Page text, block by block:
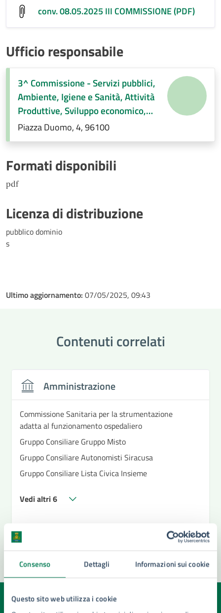
Consenso Dettagli Informazioni sui cookie
Questo sito web utilizza i cookie
conv. 08.05.2025 III COMMISSIONE (PDF)
Ufficio responsabile
3^ Commissione - Servizi pubblici,
Ambiente, Igiene e Sanità, Attività
Produttive, Sviluppo economico,
Regolamenti di competenza.
Piazza Duomo, 4, 96100
Formati disponibili
pdf
Licenza di distribuzione
pubblico dominio
s
Ultimo aggiornamento: 07/05/2025, 09:43
Contenuti correlati
Amministrazione
Commissione Sanitaria per la strumentazione
adatta al funzionamento ospedaliero
Gruppo Consiliare Gruppo Misto
Gruppo Consiliare Autonomisti Siracusa
Gruppo Consiliare Lista Civica Insieme
Vedi altri 6
Quanto sono chiare le informazioni su questa